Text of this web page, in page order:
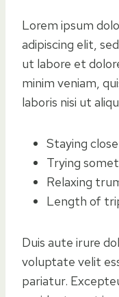
Lorem ipsum
adipiscing elit,
ut labore et
minim veniam,
laboris nisi ut
Staying
Trying
Relaxing
Length of
Duis aute irure
voluptate velit
pariatur.